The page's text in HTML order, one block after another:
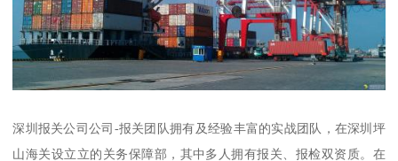
深圳报关公司公司-报关团队拥有及经验丰富的实战团队，在深圳坪
山海关设立立的关务保障部，其中多人拥有报关、报检双资质。在